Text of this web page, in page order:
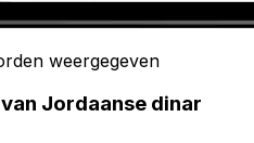
weergegeven
Jordaanse dinar